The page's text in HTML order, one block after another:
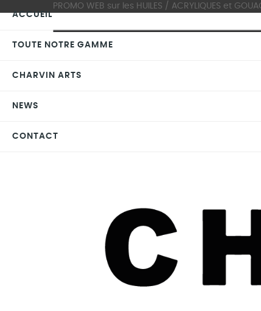
PROMO WEB sur les HUILES / ACRYLIQUES et
ACCUEIL
TOUTE NOTRE GAMME
CHARVIN ARTS
NEWS
CONTACT